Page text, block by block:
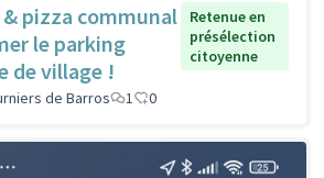
pizza communal
le parking
de village !
Retenue en
présélection
citoyenne
de Barros 1 0